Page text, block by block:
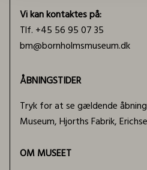
Vi kan kontaktes på:
Tlf. +45 56 95 07 35
bm@bornholmsmuseum.dk
ÅBNINGSTIDER
Tryk for at se gældende
Museum, Hjorths Fabrik,
OM MUSEET